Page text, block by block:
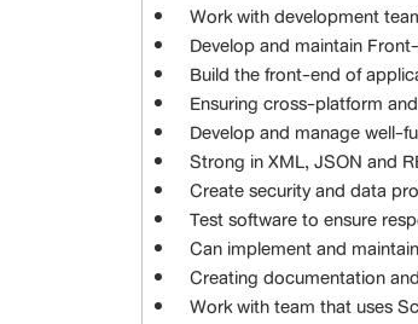
Work with development
Develop and maintain
Build the front-end of
Ensuring cross-platform
Develop and manage well-
Strong in XML, JSON and
Create security and data
Test software to ensure
Can implement and
Creating documentation
Work with team that uses